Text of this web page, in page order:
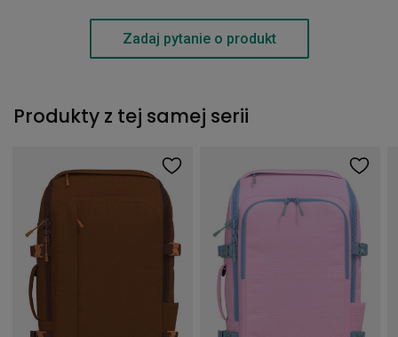
Zadaj pytanie o produkt
Produkty z tej samej serii